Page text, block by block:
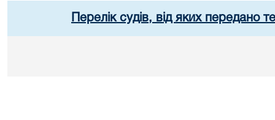
Перелік судів, від яких передано